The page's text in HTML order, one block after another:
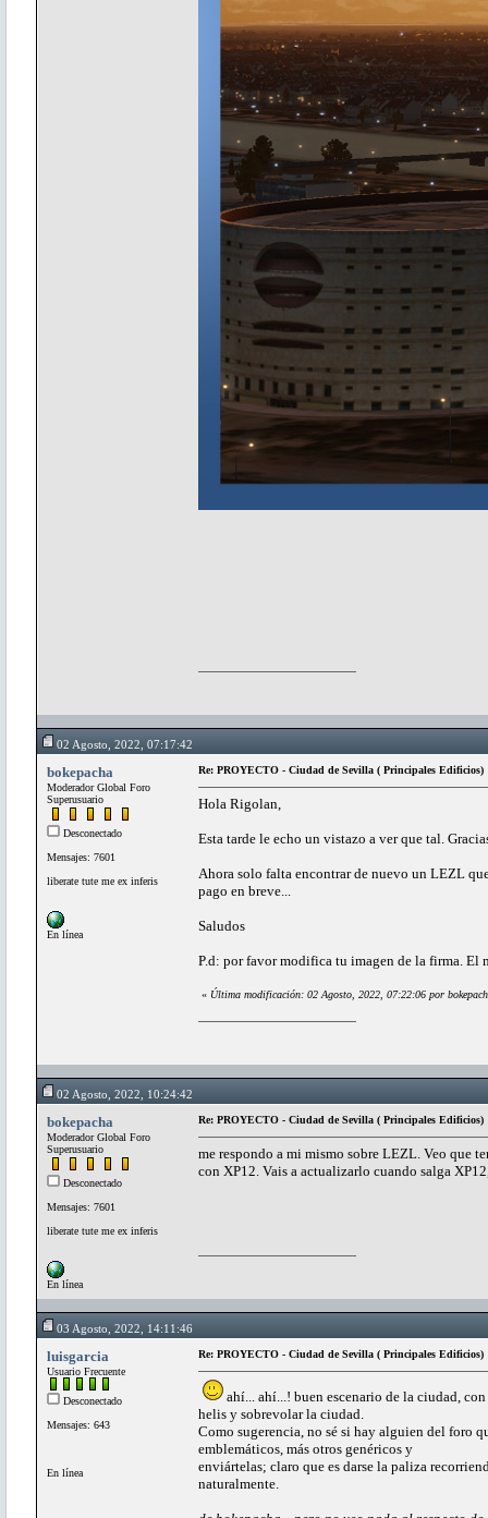
02 Agosto, 2022, 07:17:42
bokepacha
Moderador Global Foro
Superusuario
Desconectado
Mensajes: 7601
liberate tute me ex inferis
En línea
Re: PROYECTO - Ciudad de Sevilla ( Principales Edificios)
Hola Rigolan,
Esta tarde le echo un vistazo a ver que tal.
Ahora solo falta encontrar de nuevo un LEZL
pago en breve...
Saludos
P.d: por favor modifica tu imagen de la firma.
« Última modificación: 02 Agosto, 2022, 07:22:06 por
02 Agosto, 2022, 10:24:42
bokepacha
Moderador Global Foro
Superusuario
Desconectado
Mensajes: 7601
liberate tute me ex inferis
En línea
Re: PROYECTO - Ciudad de Sevilla ( Principales Edificios)
me respondo a mi mismo sobre LEZL. Veo que
con XP12. Vais a actualizarlo cuando salga
03 Agosto, 2022, 14:11:46
luisgarcia
Usuario Frecuente
Desconectado
Mensajes: 643
En línea
Re: PROYECTO - Ciudad de Sevilla ( Principales Edificios)
ahí... ahí...! buen escenario de la ciudad,
helis y sobrevolar la ciudad.
Como sugerencia, no sé si hay alguien del foro
emblemáticos, más otros genéricos y
enviártelas; claro que es darse la paliza
naturalmente.